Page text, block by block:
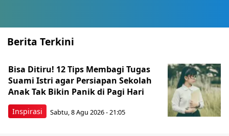
Berita Terkini
Inspirasi
Bisa Ditiru! 12 Tips Membagi Tugas
Suami Istri agar Persiapan Sekolah
Anak Tak Bikin Panik di Pagi Hari
Sabtu, 8 Agu 2026 - 21:05